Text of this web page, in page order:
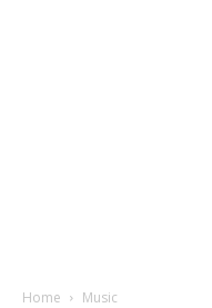
Home Music